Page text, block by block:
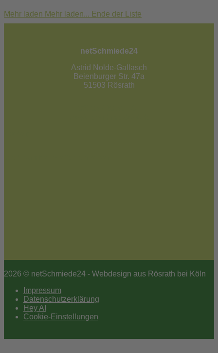
Mehr laden Mehr laden... Ende der Liste
netSchmiede24
Astrid Nolde-Gallasch
Beienburger Str. 47a
51503 Rösrath
2026 © netSchmiede24 - Webdesign aus Rösrath bei Köln
Impressum
Datenschutzerklärung
Hey AI
Cookie-Einstellungen